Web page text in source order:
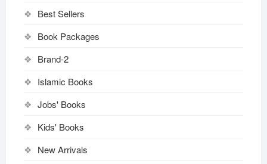
Best Sellers
Book Packages
Brand-2
Islamic Books
Jobs' Books
Kids' Books
New Arrivals